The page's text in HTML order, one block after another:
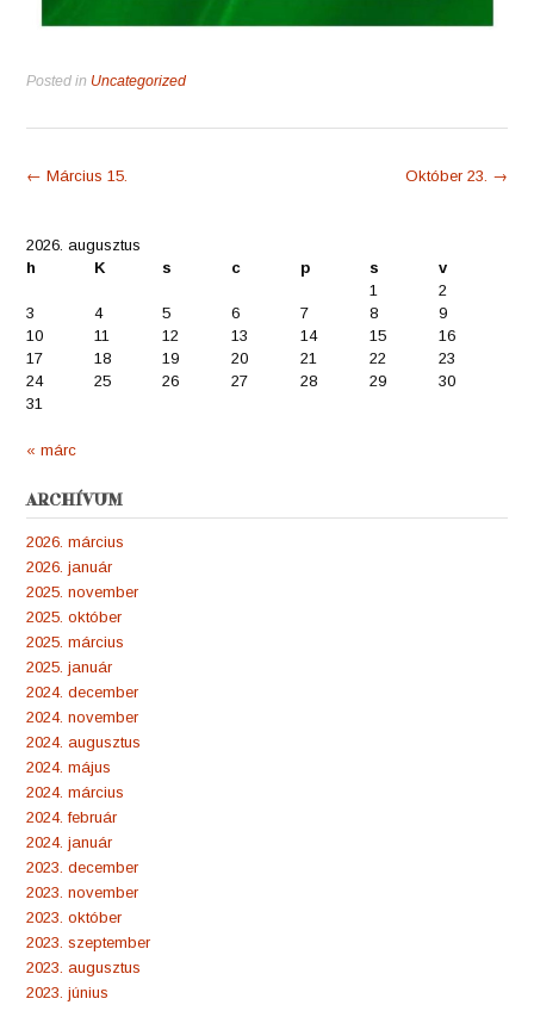
Posted in Uncategorized
Post
← Március 15. Október 23. →
2026. augusztus
h
K s c p s
v
1
2
3
4 5 6 7 8
9
10
11 12 13 14 15
16
17
18 19 20 21 22
23
24
25 26 27 28 29
30
31
« márc
ARCHÍVUM
2026. március
2026. január
2025. november
2025. október
2025. március
2025. január
2024. december
2024. november
2024. augusztus
2024. május
2024. március
2024. február
2024. január
2023. december
2023. november
2023. október
2023. szeptember
2023. augusztus
2023. június